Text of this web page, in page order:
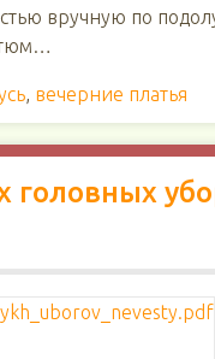
вручную по
, вечерние платья